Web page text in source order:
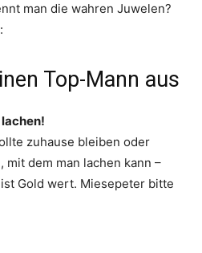
man die wahren Juwelen?
Top-Mann aus
zuhause bleiben oder
mit dem man lachen kann –
Gold wert. Miesepeter bitte